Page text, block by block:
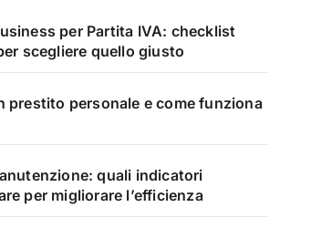
per Partita IVA: checklist
scegliere quello giusto
prestito personale e come funziona
quali indicatori
per migliorare l’efficienza